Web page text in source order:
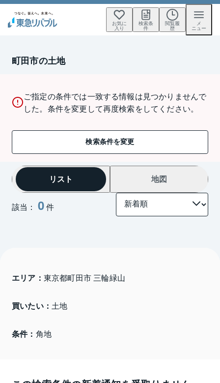
お気に
入り
検索条
件
閲覧履
歴
メ
ニュー
町田市の土地
ご指定の条件では一致する情報は見つかりませんで
した。条件を変更して再度検索をしてください。
検索条件を変更
該当： 0件
リスト 地図
エリア： 東京都町田市 三輪緑山
買いたい： 土地
条件： 角地